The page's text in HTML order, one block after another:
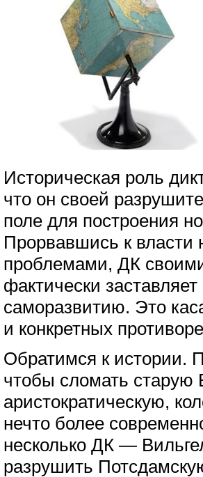
Историческая роль
что он своей
поле для построения
Прорвавшись к власти
проблемами, ДК
фактически
саморазвитию. Это
и конкретных
Обратимся к истории.
чтобы сломать старую
аристократическую,
нечто более
несколько ДК —
разрушить